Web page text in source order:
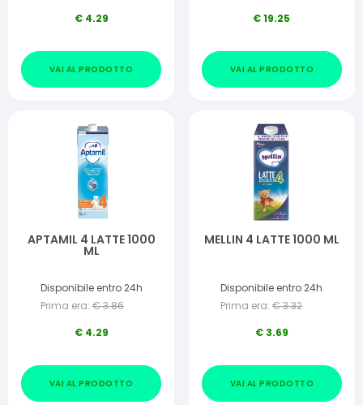
€ 4.29
VAI AL PRODOTTO
€19.25
VAI AL PRODOTTO
APTAMIL 4 LATTE 1000
ML
Disponibile entro 24h
Prima era: €3.86
€ 4.29
VAI AL PRODOTTO
MELLIN 4 LATTE 1000 ML
Disponibile entro 24h
Prima era: €3.32
€ 3.69
VAI AL PRODOTTO